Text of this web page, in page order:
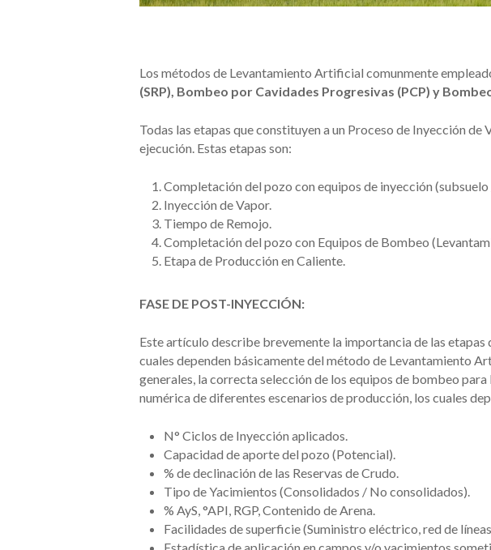
Los métodos de Levantamiento Artificial comunmente
(SRP), Bombeo por Cavidades Progresivas (PCP) y
Todas las etapas que constituyen a un Proceso de Inyección
ejecución. Estas etapas son:
Completación del pozo con equipos de inyección
Inyección de Vapor.
Tiempo de Remojo.
Completación del pozo con Equipos de Bombeo
Etapa de Producción en Caliente.
FASE DE POST-INYECCIÓN:
Este artículo describe brevemente la importancia de las
cuales dependen básicamente del método de Levantamiento
generales, la correcta selección de los equipos de bombeo
numérica de diferentes escenarios de producción, los cuales
N° Ciclos de Inyección aplicados.
Capacidad de aporte del pozo (Potencial).
% de declinación de las Reservas de Crudo.
Tipo de Yacimientos (Consolidados / No consolidados).
% AyS, °API, RGP, Contenido de Arena.
Facilidades de superficie (Suministro eléctrico, red de